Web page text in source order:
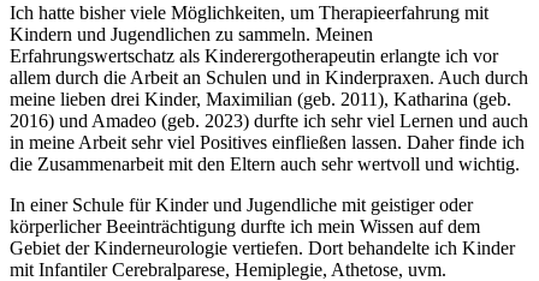
Ich hatte bisher viele Möglichkeiten, um Therapieerfahrung mit
Kindern und Jugendlichen zu sammeln. Meinen
Erfahrungswertschatz als Kinderergotherapeutin erlangte ich vor
allem durch die Arbeit an Schulen und in Kinderpraxen. Auch durch
meine lieben drei Kinder, Maximilian (geb. 2011), Katharina (geb.
2016) und Amadeo (geb. 2023) durfte ich sehr viel Lernen und auch
in meine Arbeit sehr viel Positives einfließen lassen. Daher finde ich
die Zusammenarbeit mit den Eltern auch sehr wertvoll und wichtig.
In einer Schule für Kinder und Jugendliche mit geistiger oder
körperlicher Beeinträchtigung durfte ich mein Wissen auf dem
Gebiet der Kinderneurologie vertiefen. Dort behandelte ich Kinder
mit Infantiler Cerebralparese, Hemiplegie, Athetose, uvm.